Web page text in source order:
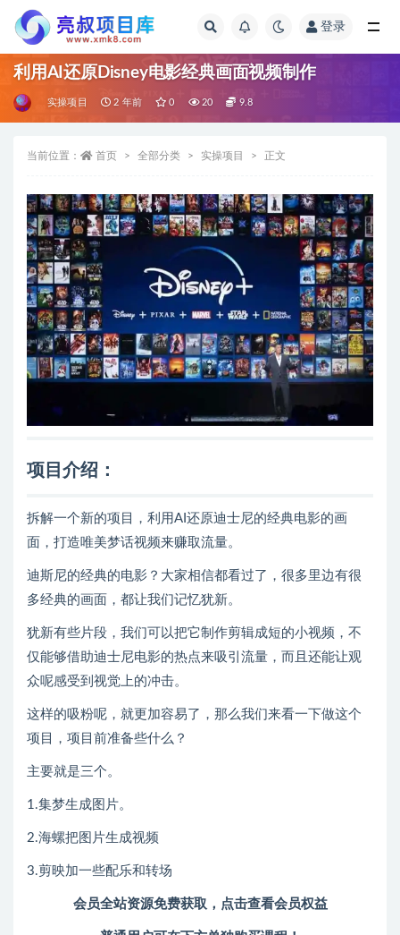
登录
利用AI还原Disney电影经典画面视频制作
实操项目 2 年前 0 20 9.8
当前位置： 首页 全部分类 实操项目 正文
项目介绍：
拆解一个新的项目，利用AI还原迪士尼的经典电影的画
面，打造唯美梦话视频来赚取流量。
迪斯尼的经典的电影？大家相信都看过了，很多里边有很
多经典的画面，都让我们记忆犹新。
犹新有些片段，我们可以把它制作剪辑成短的小视频，不
仅能够借助迪士尼电影的热点来吸引流量，而且还能让观
众呢感受到视觉上的冲击。
这样的吸粉呢，就更加容易了，那么我们来看一下做这个
项目，项目前准备些什么？
主要就是三个。
1.集梦生成图片。
2.海螺把图片生成视频
3.剪映加一些配乐和转场
会员全站资源免费获取，点击查看会员权益